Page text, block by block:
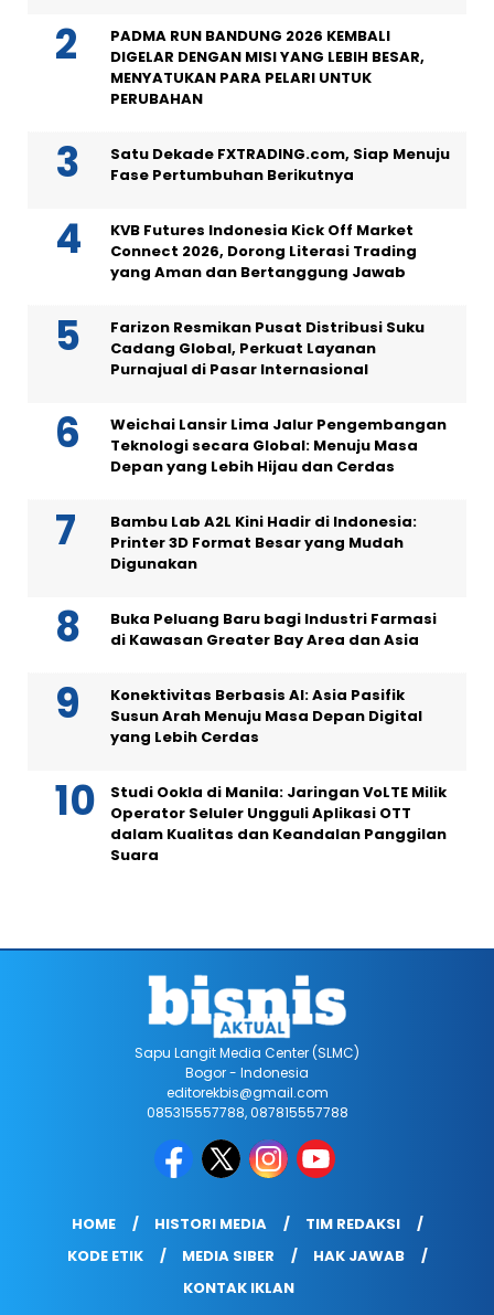
PADMA RUN BANDUNG 2026 KEMBALI
DIGELAR DENGAN MISI YANG LEBIH BESAR,
MENYATUKAN PARA PELARI UNTUK
PERUBAHAN
Satu Dekade FXTRADING.com, Siap Menuju
Fase Pertumbuhan Berikutnya
KVB Futures Indonesia Kick Off Market
Connect 2026, Dorong Literasi Trading
yang Aman dan Bertanggung Jawab
Farizon Resmikan Pusat Distribusi Suku
Cadang Global, Perkuat Layanan
Purnajual di Pasar Internasional
Weichai Lansir Lima Jalur Pengembangan
Teknologi secara Global: Menuju Masa
Depan yang Lebih Hijau dan Cerdas
Bambu Lab A2L Kini Hadir di Indonesia:
Printer 3D Format Besar yang Mudah
Digunakan
Buka Peluang Baru bagi Industri Farmasi
di Kawasan Greater Bay Area dan Asia
Konektivitas Berbasis AI: Asia Pasifik
Susun Arah Menuju Masa Depan Digital
yang Lebih Cerdas
Studi Ookla di Manila: Jaringan VoLTE Milik
Operator Seluler Ungguli Aplikasi OTT
dalam Kualitas dan Keandalan Panggilan
Suara
Sapu Langit Media Center (SLMC)
Bogor - Indonesia
editorekbis@gmail.com
085315557788, 087815557788
HOME HISTORI MEDIA
TIM REDAKSI
KODE ETIK
MEDIA SIBER
HAK JAWAB
KONTAK IKLAN